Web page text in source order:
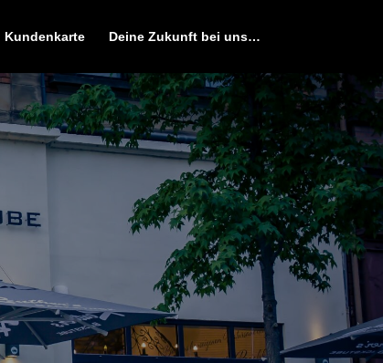
Kundenkarte Deine Zukunft bei uns…